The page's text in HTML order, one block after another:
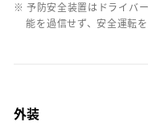
※ 予防安全装置はドライバ
能を過信せず、安全運転
外装